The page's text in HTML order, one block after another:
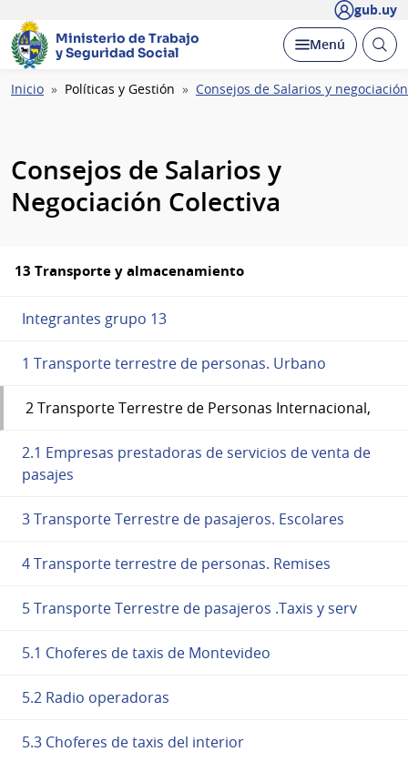
gub.uy
Ministerio de Trabajo
y Seguridad Social
Desplegar
Menú Abrir
Ruta
Inicio Políticas y Gestión Consejos de Salarios y
Consejos de Salarios y
Negociación Colectiva
13 Transporte y almacenamiento
Integrantes grupo 13
1 Transporte terrestre de personas. Urbano
2 Transporte Terrestre de Personas Internacional,
2.1 Empresas prestadoras de servicios de venta de
pasajes
3 Transporte Terrestre de pasajeros. Escolares
4 Transporte terrestre de personas. Remises
5 Transporte Terrestre de pasajeros .Taxis y serv
5.1 Choferes de taxis de Montevideo
5.2 Radio operadoras
5.3 Choferes de taxis del interior